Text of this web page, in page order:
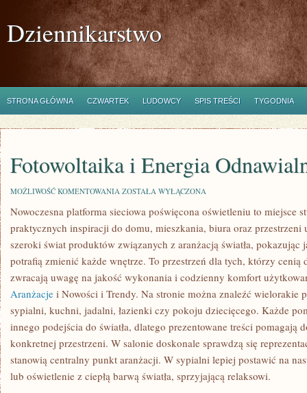
Dziennikarstwo
STRONA GŁÓWNA CZWARTEK LUDOWCY SPIS TREŚCI TYGODNIA
Fotowoltaika i Energia
MOŻLIWOŚĆ KOMENTOWANIA FOTOWOLTAIKA
ENERGIA
ZOSTAŁA WYŁĄCZONA
Nowoczesna platforma sieciowa poświęcona oświetleniu to miejsce
praktycznych inspiracji do domu, mieszkania, biura oraz przestrzeni
szeroki świat produktów związanych z aranżacją światła,
potrafią zmienić każde wnętrze. To przestrzeń dla tych, którzy cenią
zwracają uwagę na jakość wykonania i codzienny komfort
Aranżacje i Nowości i Trendy. Na stronie można znaleźć wielorakie
sypialni, kuchni, jadalni, łazienki czy pokoju dziecięcego. Każde
innego podejścia do światła, dlatego prezentowane treści pomagają
konkretnej przestrzeni. W salonie doskonale sprawdzą się
stanowią centralny punkt aranżacji. W sypialni lepiej postawić na
lub oświetlenie z ciepłą barwą światła, sprzyjającą relaksowi.